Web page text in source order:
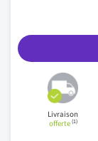
Livraison
offerte(1)